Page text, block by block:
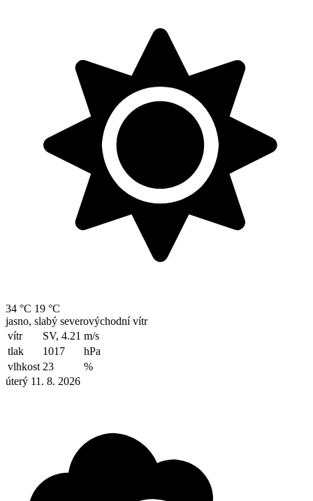
34 °C 19 °C
jasno, slabý severovýchodní vítr
vítr
SV, 4.21 m/s
tlak
1017
hPa
vlhkost 23
%
úterý 11. 8. 2026